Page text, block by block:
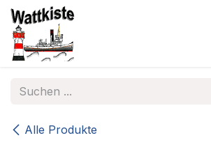
Zum Inhalt springen
Alle Produkte